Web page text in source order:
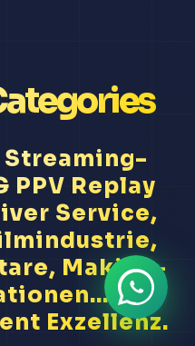
PPV Replay
Service,
Making-
Wir
Exzellenz.